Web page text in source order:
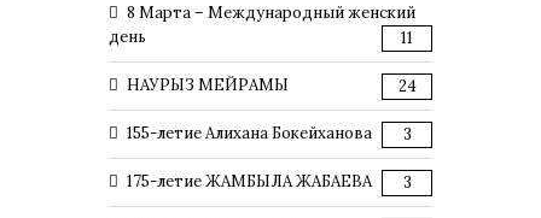
8 Марта – Международный женский
день
11
НАУРЫЗ МЕЙРАМЫ 24
155-летие Алихана Бокейханова 3
175-летие ЖАМБЫЛА ЖАБАЕВА 3